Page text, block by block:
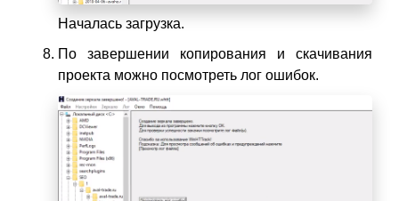
Началась загрузка.
По завершении копирования и скачивания
проекта можно посмотреть лог ошибок.